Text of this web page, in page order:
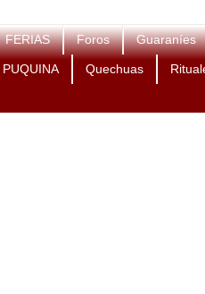
FERIAS Foros Guaraníes
PUQUINA Quechuas